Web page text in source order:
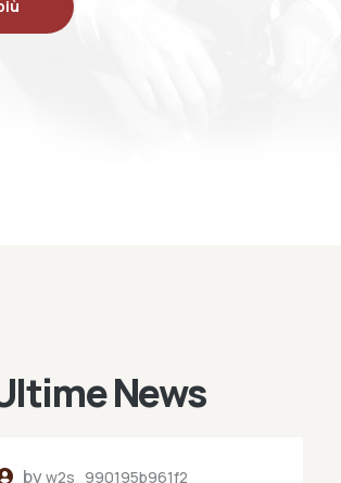
News
byw2s_990195b961f2